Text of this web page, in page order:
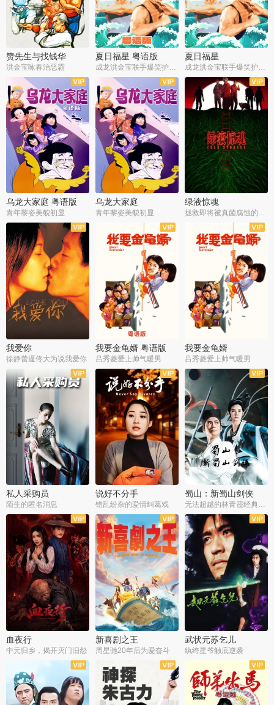
赞先生与找钱华
洪金宝咏春治恶霸
夏日福星 粤语版
成龙洪金宝联手爆笑护美女
夏日福星
成龙洪金宝联手爆笑护美女
乌龙大家庭 粤语版
青年黎姿美貌初显
乌龙大家庭
青年黎姿美貌初显
绿液惊魂
拯救即将被真菌腐蚀的世界
我爱你
徐静蕾逼佟大为说我爱你
我要金龟婿 粤语版
吕秀菱爱上帅气暖男
我要金龟婿
吕秀菱爱上帅气暖男
私人采购员
陌生的匿名消息
说好不分手
错乱纷杂的爱情纠葛戏
蜀山：新蜀山剑侠
无法超越的林青霞经典角色
血夜行
中元归乡，揭开灭门旧怨
新喜剧之王
周星驰20年后为爱奋斗
武状元苏乞儿
纨绔星爷触底逆袭